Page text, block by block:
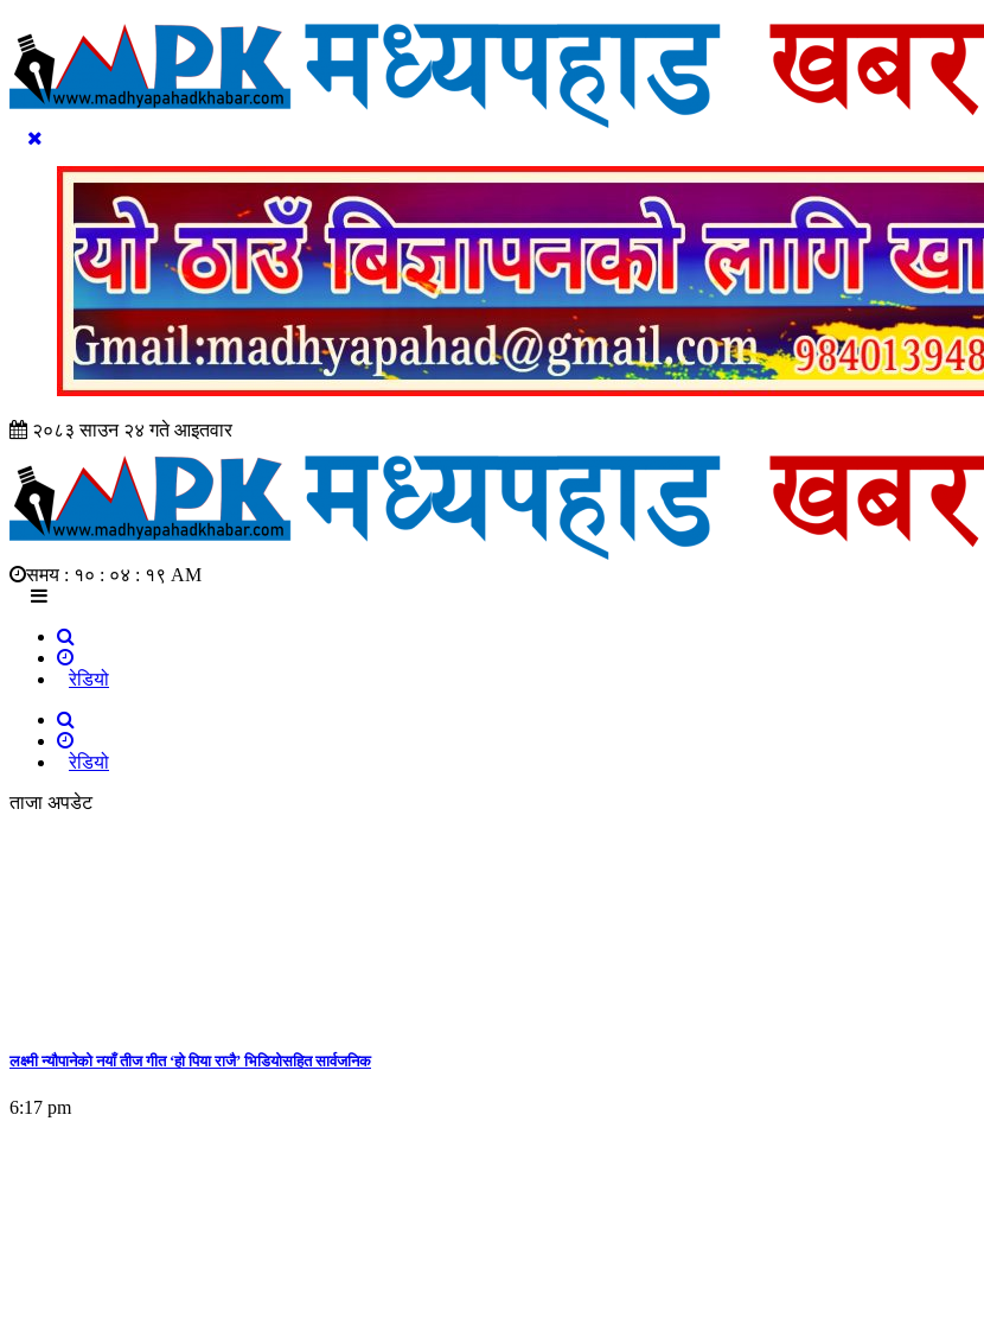
२०८३ साउन २४ गते आइतवार
समय : १० : ०४ : २० AM
रेडियो
रेडियो
ताजा अपडेट
लक्ष्मी न्यौपानेको नयाँ तीज गीत ‘हो पिया राजै’ भिडियोसहित सार्वजनिक
6:17 pm